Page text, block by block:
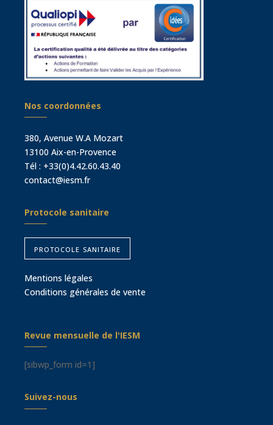
Nos coordonnées
380, Avenue W.A Mozart
13100 Aix-en-Provence
Tél : +33(0)4.42.60.43.40
contact@iesm.fr
Protocole sanitaire
protocole sanitaire
Mentions légales
Conditions générales de vente
Revue mensuelle de l'IESM
[sibwp_form id=1]
Suivez-nous